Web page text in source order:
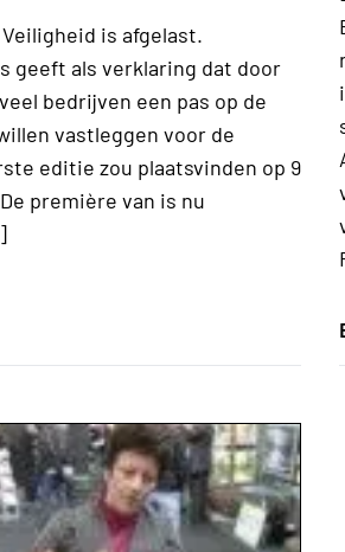
is afgelast.
geeft als verklaring dat door
bedrijven een pas op de
vastleggen voor de
editie zou plaatsvinden op 9
première van is nu